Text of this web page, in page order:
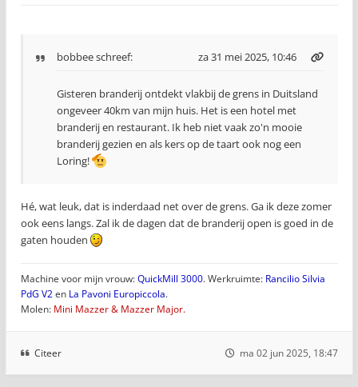
bobbeeschreef: za 31 mei 2025, 10:46
Gisteren branderij ontdekt vlakbij de grens in Duitsland
ongeveer 40km van mijn huis. Het is een hotel met
branderij en restaurant. Ik heb niet vaak zo'n mooie
branderij gezien en als kers op de taart ook nog een
Loring!
Hé, wat leuk, dat is inderdaad net over de grens. Ga ik deze zomer
ook eens langs. Zal ik de dagen dat de branderij open is goed in de
gaten houden
Machine voor mijn vrouw:QuickMill 3000. Werkruimte: Rancilio Silvia
PdG V2en La Pavoni Europiccola.
Molen: Mini Mazzer & Mazzer Major.
Citeer ma 02 jun 2025, 18:47